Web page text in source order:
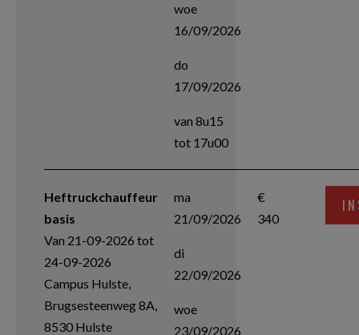
woe
16/09/2026
do
17/09/2026
van 8u15
tot 17u00
Heftruckchauffeur
basis
Van 21-09-2026 tot
24-09-2026
Campus Hulste,
Brugsesteenweg 8A,
8530 Hulste
ma
21/09/2026
di
22/09/2026
woe
23/09/2026
€
340